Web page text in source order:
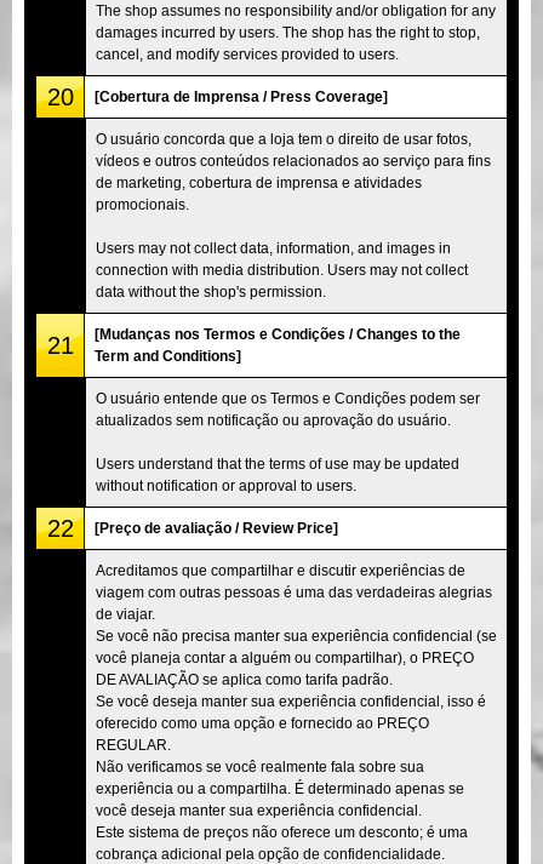
The shop assumes no responsibility and/or obligation for any
damages incurred by users. The shop has the right to stop,
cancel, and modify services provided to users.
20 [Cobertura de Imprensa / Press Coverage]
O usuário concorda que a loja tem o direito de usar fotos,
vídeos e outros conteúdos relacionados ao serviço para fins
de marketing, cobertura de imprensa e atividades
promocionais.
Users may not collect data, information, and images in
connection with media distribution. Users may not collect
data without the shop's permission.
21
[Mudanças nos Termos e Condições / Changes to the
Term and Conditions]
O usuário entende que os Termos e Condições podem ser
atualizados sem notificação ou aprovação do usuário.
Users understand that the terms of use may be updated
without notification or approval to users.
22 [Preço de avaliação / Review Price]
Acreditamos que compartilhar e discutir experiências de
viagem com outras pessoas é uma das verdadeiras alegrias
de viajar.
Se você não precisa manter sua experiência confidencial (se
você planeja contar a alguém ou compartilhar), o PREÇO
DE AVALIAÇÃO se aplica como tarifa padrão.
Se você deseja manter sua experiência confidencial, isso é
oferecido como uma opção e fornecido ao PREÇO
REGULAR.
Não verificamos se você realmente fala sobre sua
experiência ou a compartilha. É determinado apenas se
você deseja manter sua experiência confidencial.
Este sistema de preços não oferece um desconto; é uma
cobrança adicional pela opção de confidencialidade.